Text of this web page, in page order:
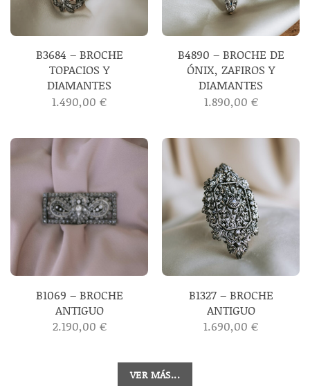
B3684 – BROCHE
TOPACIOS Y
DIAMANTES
1.490,00 €
B4890 – BROCHE DE
ÓNIX, ZAFIROS Y
DIAMANTES
1.890,00 €
B1069 – BROCHE
ANTIGUO
2.190,00 €
B1327 – BROCHE
ANTIGUO
1.690,00 €
VER MÁS...